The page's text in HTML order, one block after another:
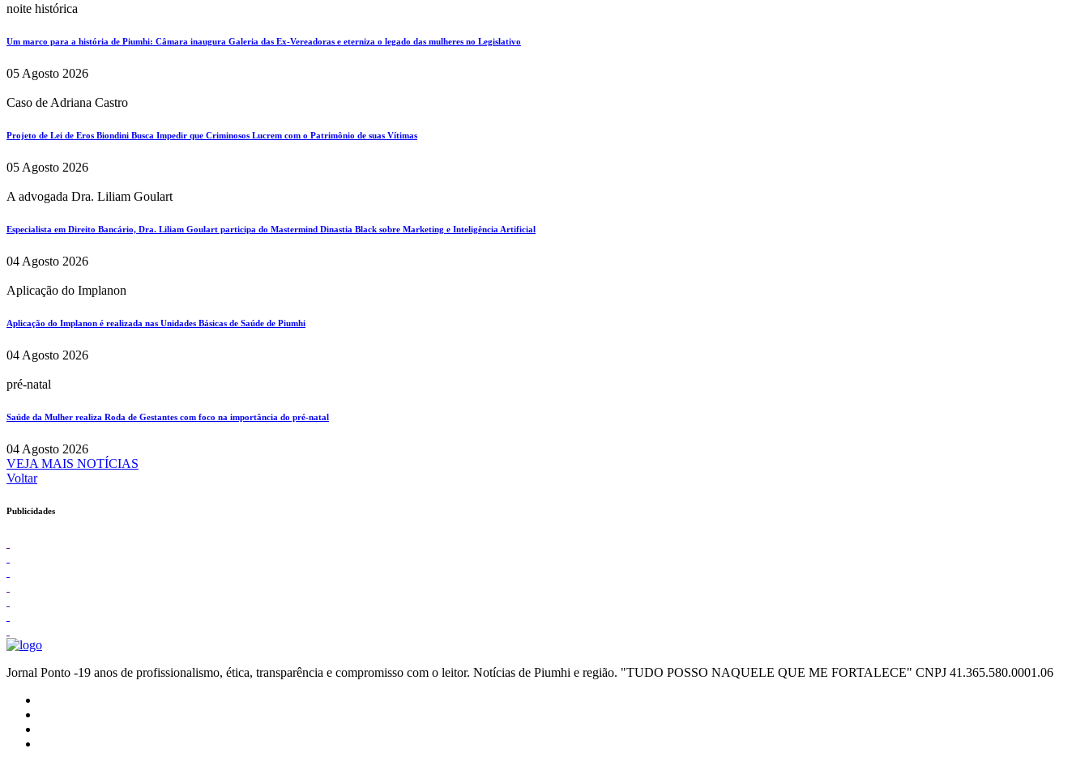
noite histórica
Um marco para a história de Piumhi: Câmara inaugura Galeria das Ex-Vereadoras e eterniza o legado das mulheres no Legislativo
05 Agosto 2026
Caso de Adriana Castro
Projeto de Lei de Eros Biondini Busca Impedir que Criminosos Lucrem com o Patrimônio de suas Vítimas
05 Agosto 2026
A advogada Dra. Liliam Goulart
Especialista em Direito Bancário, Dra. Liliam Goulart participa do Mastermind Dinastia Black sobre Marketing e Inteligência Artificial
04 Agosto 2026
Aplicação do Implanon
Aplicação do Implanon é realizada nas Unidades Básicas de Saúde de Piumhi
04 Agosto 2026
pré-natal
Saúde da Mulher realiza Roda de Gestantes com foco na importância do pré-natal
04 Agosto 2026
VEJA MAIS NOTÍCIAS
Voltar
Publicidades
Jornal Ponto -19 anos de profissionalismo, ética, transparência e compromisso com o leitor. Notícias de Piumhi e região. "TUDO POSSO NAQUELE QUE ME FORTALECE" CNPJ 41.365.580.0001.06